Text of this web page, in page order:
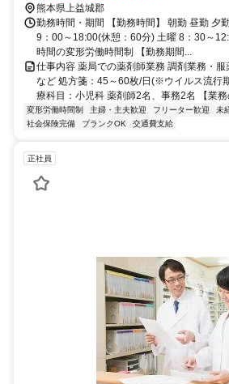
熊本県上益城郡
勤務時間・期間 【勤務時間】 朝勤 昼勤 夕
9：00～18:00(休憩：60分) 土曜 8：30～
時間の変形労働時間制 【勤務期間...
仕事内容 薬局での薬剤師業務 調剤業務・
など 処方箋：45～60枚/日(※ウイルス流行
療科目：小児科 薬剤師2名、事務2名 【業
変形労働時間制 主婦・主夫歓迎 フリーター歓迎 未
社会保険完備
ブランクOK 交通費支給
正社員